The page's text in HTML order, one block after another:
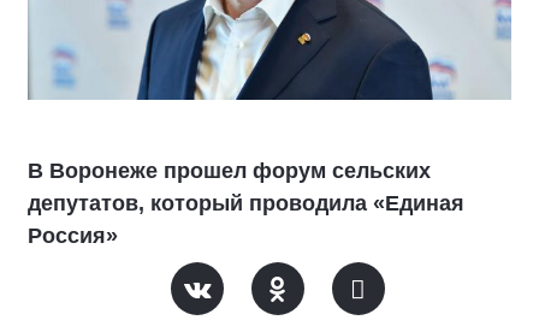
В Воронеже прошел форум сельских
депутатов, который проводила «Единая
Россия»